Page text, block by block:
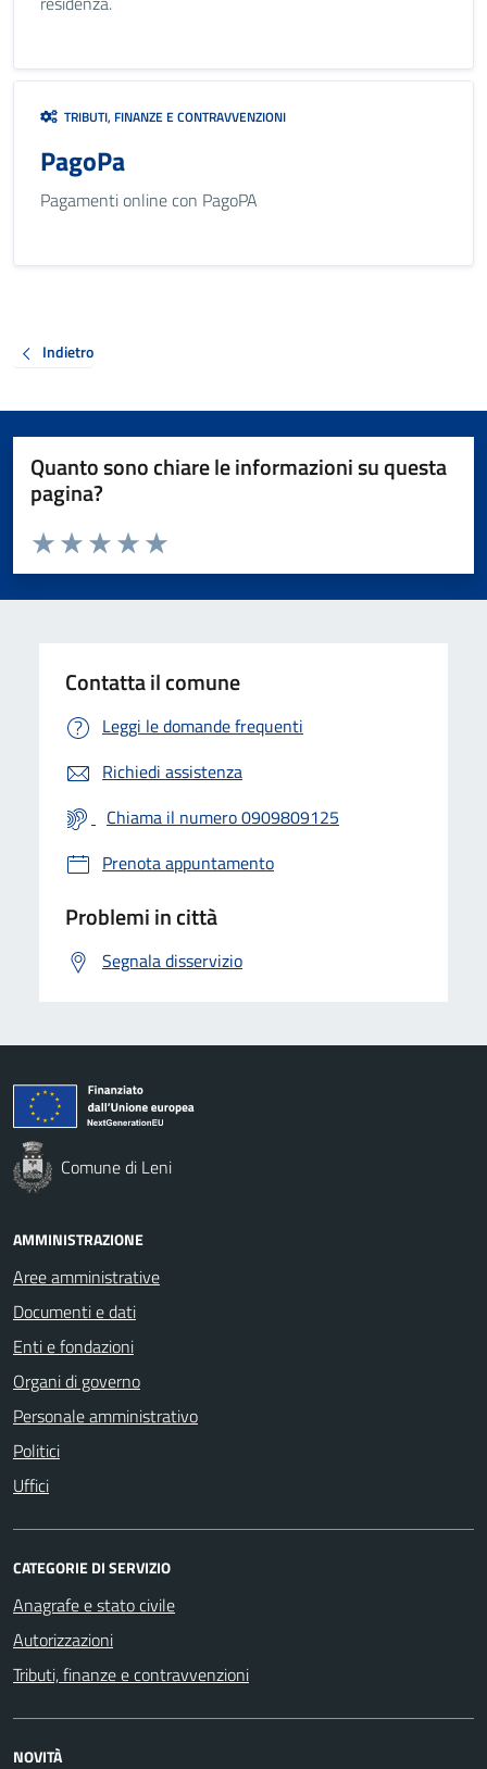
TRIBUTI, FINANZE E CONTRAVVENZIONI
PagoPa
Pagamenti online con PagoPA
Indietro
Quanto sono chiare le informazioni su questa
pagina?
Valuta da 1 a 5 stelle la pagina
Valuta 5 stelle su 5
Valuta 4 stelle su 5
Valuta 3 stelle su 5
Valuta 2 stelle su 5
Valuta 1 stelle su 5
Contatta il comune
Leggi le domande frequenti
Richiedi assistenza
Chiama il numero 0909809125
Prenota appuntamento
Problemi in città
Segnala disservizio
Comune di Leni
AMMINISTRAZIONE
Aree amministrative
Documenti e dati
Enti e fondazioni
Organi di governo
Personale amministrativo
Politici
Uffici
CATEGORIE DI SERVIZIO
Anagrafe e stato civile
Autorizzazioni
Tributi, finanze e contravvenzioni
NOVITÀ